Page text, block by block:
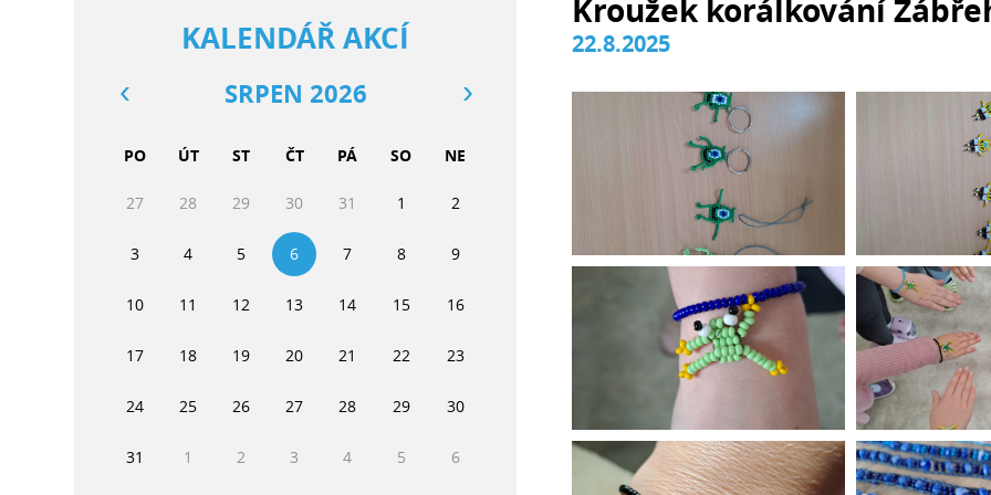
Kroužek korálkování
22.8.2025
KALENDÁŘ AKCÍ
SRPEN 2026
PO ÚT ST ČT PÁ SO NE
27 28 29 30 31 1 2
3 4 5 6 7 8 9
10 11 12 13 14 15 16
17 18 19 20 21 22 23
24 25 26 27 28 29 30
31 1 2 3 4 5 6